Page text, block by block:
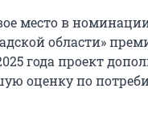
место в
области»
года проект
оценку по